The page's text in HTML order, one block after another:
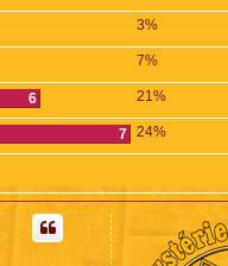
3%
7%
6 21%
7 24%